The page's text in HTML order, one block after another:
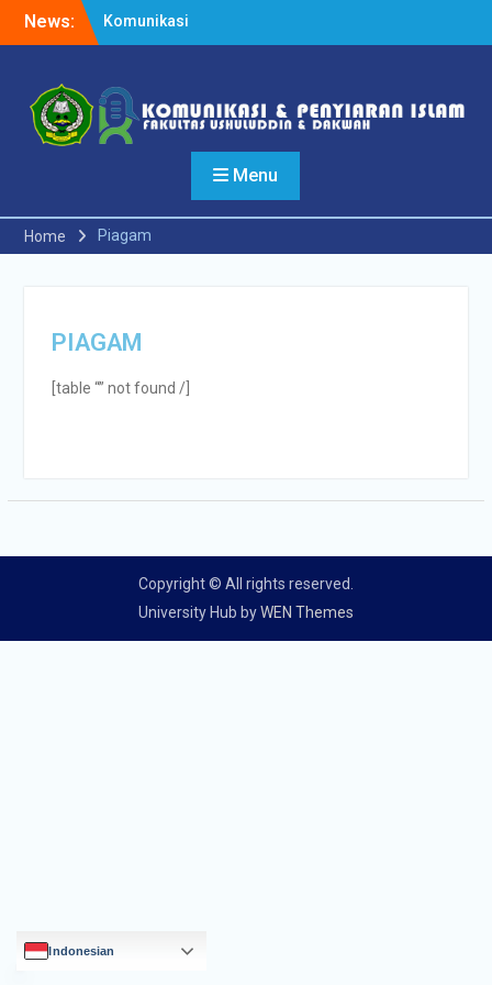
News:
Komunikasi
Transformatif: Peran
Sultan Amai Gorontalo
dalam Dinamika Sosial
Modern
Sultan Amai Gorontalo
dalam Era Disrupsi Media
Untuk Menjadi Poros
Dakwah Digital
Menu
Home Piagam
PIAGAM
[table “” not found /]
Copyright © All rights reserved.
University Hub byWEN Themes
Indonesian